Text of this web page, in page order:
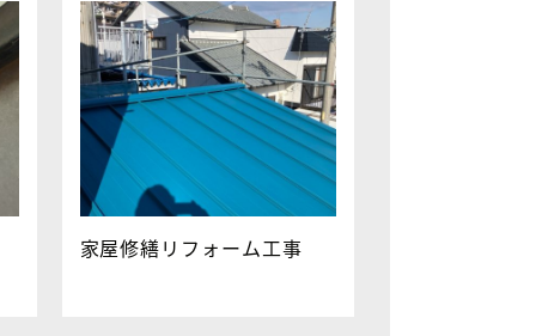
家屋修繕リフォーム工事